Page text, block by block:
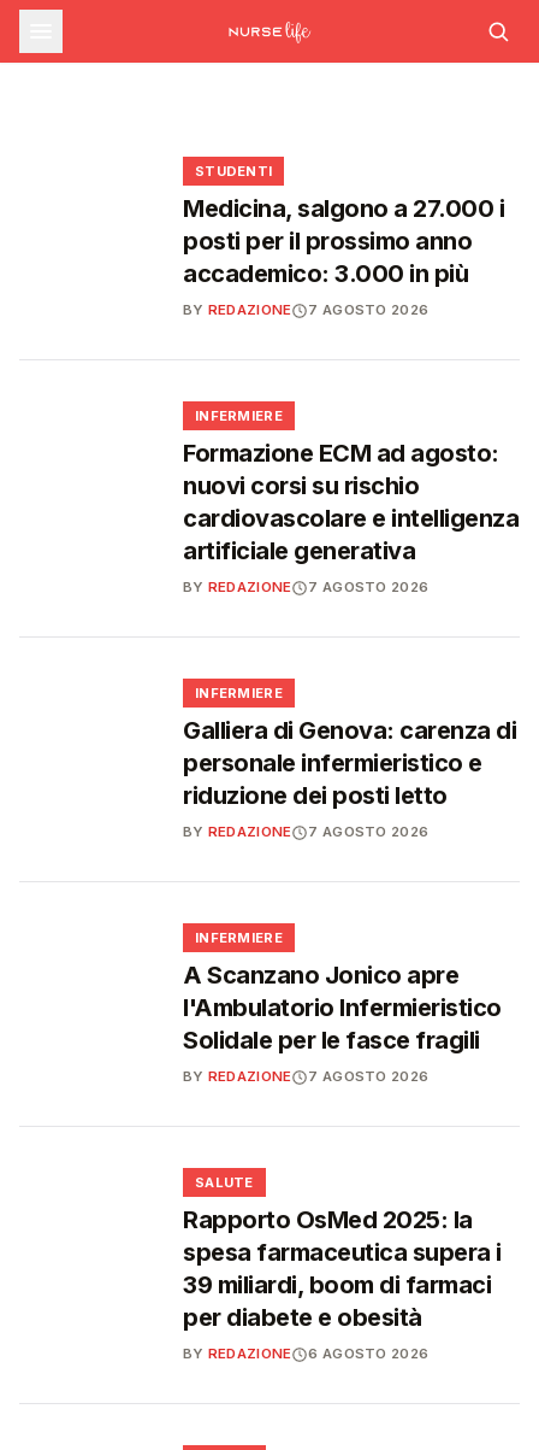
sfide che decideranno il futuro del
Ssn
Decreto PA e sanità: nuovo commissario per
le scorte Covid, liste d'attesa al Siveas e
INFERMIERE
Decreto PA: nuove regole per scorte Covid,
STUDENTI
Medicina, salgono a 27.000 i
posti per il prossimo anno
accademico: 3.000 in più
BY REDAZIONE 7 AGOSTO 2026
INFERMIERE
Formazione ECM ad agosto:
nuovi corsi su rischio
cardiovascolare e intelligenza
artificiale generativa
BY REDAZIONE 7 AGOSTO 2026
INFERMIERE
Galliera di Genova: carenza di
personale infermieristico e
riduzione dei posti letto
BY REDAZIONE 7 AGOSTO 2026
INFERMIERE
A Scanzano Jonico apre
l'Ambulatorio Infermieristico
Solidale per le fasce fragili
BY REDAZIONE 7 AGOSTO 2026
SALUTE
Rapporto OsMed 2025: la
spesa farmaceutica supera i
39 miliardi, boom di farmaci
per diabete e obesità
BY REDAZIONE 6 AGOSTO 2026